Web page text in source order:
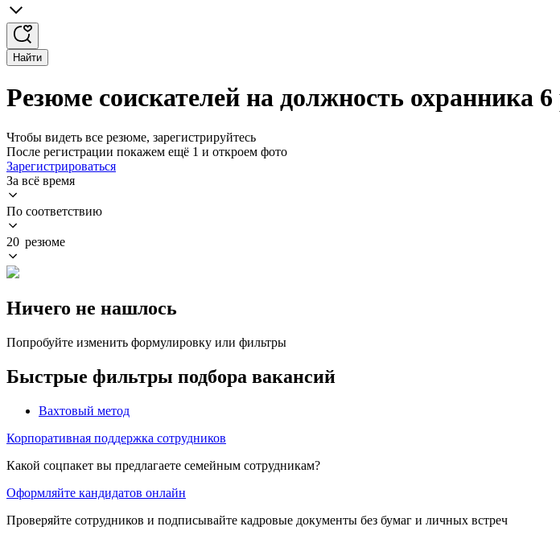
Найти
Резюме соискателей на должность охранника
Чтобы видеть все резюме, зарегистрируйтесь
После регистрации покажем ещё 1 и откроем фото
Зарегистрироваться
За всё время
По соответствию
20 резюме
Ничего не нашлось
Попробуйте изменить формулировку или фильтры
Быстрые фильтры подбора вакансий
Вахтовый метод
Корпоративная поддержка сотрудников
Какой соцпакет вы предлагаете семейным сотрудникам?
Оформляйте кандидатов онлайн
Проверяйте сотрудников и подписывайте кадровые документы без бумаг и личных встреч